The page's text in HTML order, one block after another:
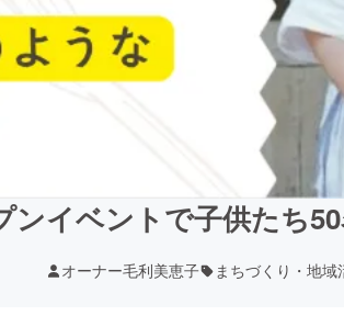
ンイベントで子供たち
オーナー毛利美恵子 まちづくり・地域